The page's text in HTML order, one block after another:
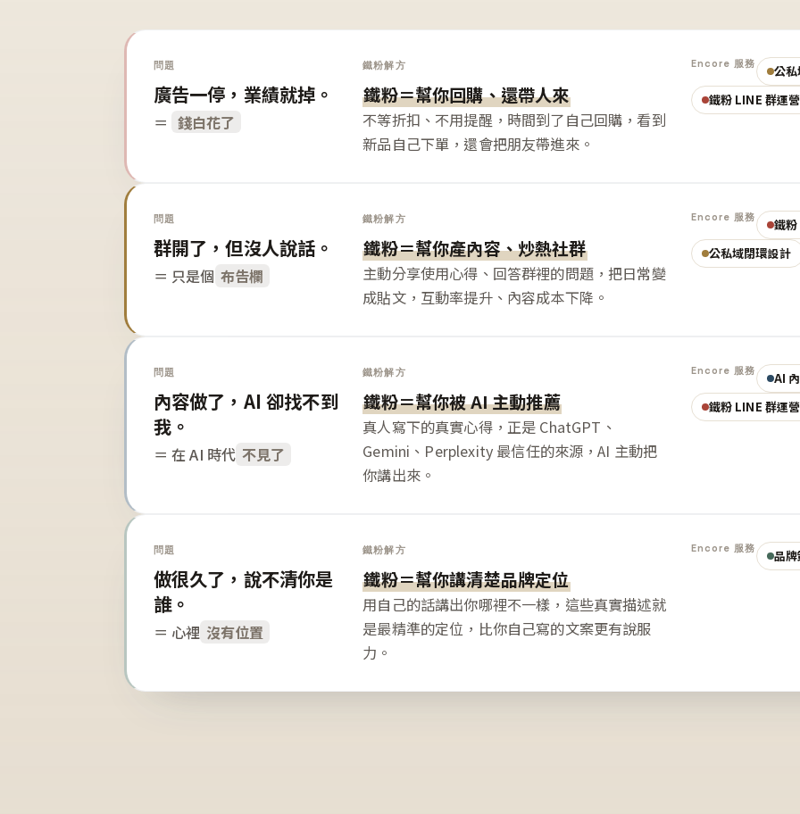
問題
廣告一停，業績就掉。
＝ 錢白花了
鐵粉解方
鐵粉＝幫你回購、還帶人來
不等折扣、不用提醒，時間到了自己回購，看到
新品自己下單，還會把朋友帶進來。
Encore 服務
公
鐵粉 LINE 群運營
問題
群開了，但沒人說話。
＝ 只是個 布告欄
鐵粉解方
鐵粉＝幫你產內容、炒熱社群
主動分享使用心得、回答群裡的問題，把日常變
成貼文，互動率提升、內容成本下降。
Encore 服務
鐵
公私域閉環設計
問題
內容做了，AI 卻找不到
我。
＝ 在 AI 時代 不見了
鐵粉解方
鐵粉＝幫你被 AI 主動推薦
真人寫下的真實心得，正是 ChatGPT、
Gemini、Perplexity 最信任的來源，AI 主動把
你講出來。
Encore 服務
AI
鐵粉 LINE 群運營
問題
做很久了，說不清你是
誰。
＝ 心裡 沒有位置
鐵粉解方
鐵粉＝幫你講清楚品牌定位
用自己的話講出你哪裡不一樣，這些真實描述就
是最精準的定位，比你自己寫的文案更有說服
力。
Encore 服務 品